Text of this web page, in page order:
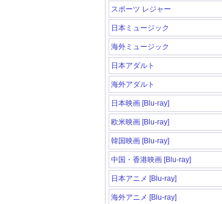
スポーツ レジャー
日本ミュージック
海外ミュージック
日本アダルト
海外アダルト
日本映画 [Blu-ray]
欧米映画 [Blu-ray]
韓国映画 [Blu-ray]
中国・香港映画 [Blu-ray]
日本アニメ [Blu-ray]
海外アニメ [Blu-ray]